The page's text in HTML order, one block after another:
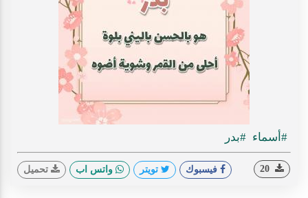
#أسماء #بدر
فيسبوك تويتر واتس اب تحميل